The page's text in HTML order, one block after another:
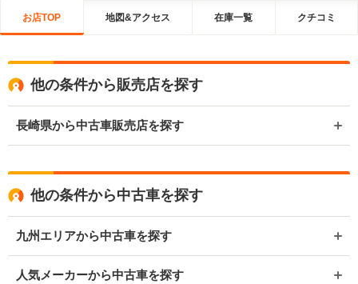
お店TOP 地図&アクセス 在庫一覧 クチコミ
他の条件から販売店を探す
長崎県から中古車販売店を探す
他の条件から中古車を探す
九州エリアから中古車を探す
人気メーカーから中古車を探す